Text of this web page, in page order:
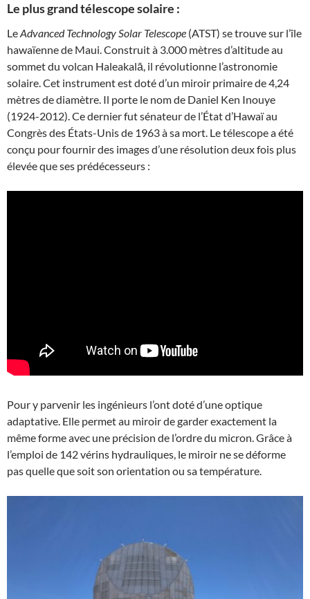
Le plus grand télescope solaire :
LeAdvanced Technology Solar Telescope (ATST) se trouve sur l’île
hawaïenne de Maui. Construit à 3.000 mètres d’altitude au
sommet du volcan Haleakalā, il révolutionne l’astronomie
solaire. Cet instrument est doté d’un miroir primaire de 4,24
mètres de diamètre. Il porte le nom de Daniel Ken Inouye
(1924-2012). Ce dernier fut sénateur de l’État d’Hawaï au
Congrès des États-Unis de 1963 à sa mort. Le télescope a été
conçu pour fournir des images d’une résolution deux fois plus
élevée que ses prédécesseurs :
Pour y parvenir les ingénieurs l’ont doté d’une optique
adaptative. Elle permet au miroir de garder exactement la
même forme avec une précision de l’ordre du micron. Grâce à
l’emploi de 142 vérins hydrauliques, le miroir ne se déforme
pas quelle que soit son orientation ou sa température.